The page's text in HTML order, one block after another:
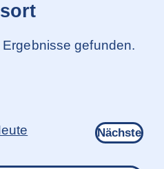
gefunden.
Nächste